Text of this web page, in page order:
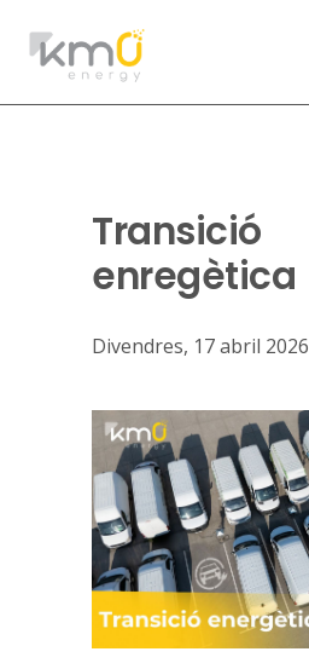
Transició
enregètica
Divendres, 17 abril 2026